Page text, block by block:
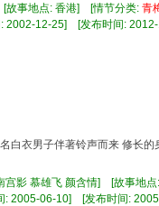
故事地点: 香港] [情节分类: 青
: 2002-12-25] [发布时间:
白衣男子伴著铃声而来 修长
宫影 慕雄飞 颜含情] [故事地
: 2005-06-10] [发布时间: